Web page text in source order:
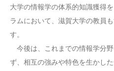
大学の情報学の体系的知識獲得
ラムにおいて、滋賀大学の教員
す。
今後は、これまでの情報学分
ず、相互の強みや特色を生かし